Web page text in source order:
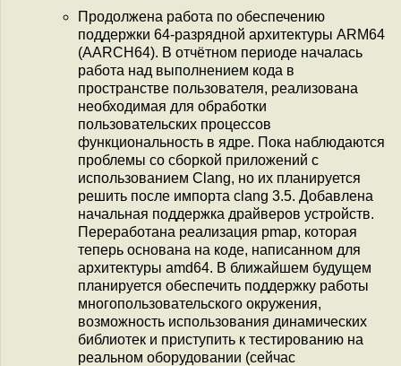
Продолжена работа по обеспечению
поддержки 64-разрядной архитектуры ARM64
(AARCH64). В отчётном периоде началась
работа над выполнением кода в
пространстве пользователя, реализована
необходимая для обработки
пользовательских процессов
функциональность в ядре. Пока наблюдаются
проблемы со сборкой приложений с
использованием Clang, но их планируется
решить после импорта clang 3.5. Добавлена
начальная поддержка драйверов устройств.
Переработана реализация pmap, которая
теперь основана на коде, написанном для
архитектуры amd64. В ближайшем будущем
планируется обеспечить поддержку работы
многопользовательского окружения,
возможность использования динамических
библиотек и приступить к тестированию на
реальном оборудовании (сейчас